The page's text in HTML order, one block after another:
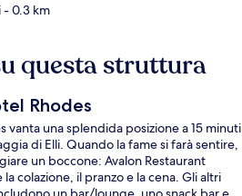
- 0.3 km
questa struttura
Rhodes
vanta una splendida posizione a 15 minuti
di Elli. Quando la fame si farà sentire,
un boccone: Avalon Restaurant
colazione, il pranzo e la cena. Gli altri